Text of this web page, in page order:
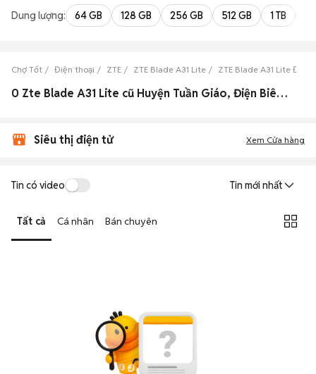
Dung lượng: 64 GB 128 GB 256 GB 512 GB 1 TB
Chợ Tốt Điện thoại ZTE ZTE Blade A31 Lite ZTE Blade A31 Lite Điện
0 Zte Blade A31 Lite cũ Huyện Tuần Giáo, Điện Biên đẹp
Siêu thị điện tử Xem Cửa hàng
Tin có video Tin mới nhất
Tất cả Cá nhân Bán chuyên